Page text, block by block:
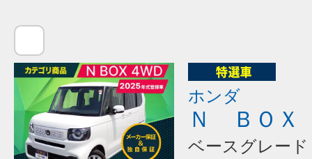
ホンダ
Ｎ ＢＯＸ
ベースグレード